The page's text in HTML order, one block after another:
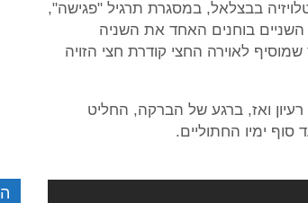
בבצלאל, במסגרת תרגיל "פגישה",
בוחנים האחד את השניה
לאוירה החצי קודרת חצי הזויה
ואז, ברגע של הברקה, החליט
ימיו החתוליים.